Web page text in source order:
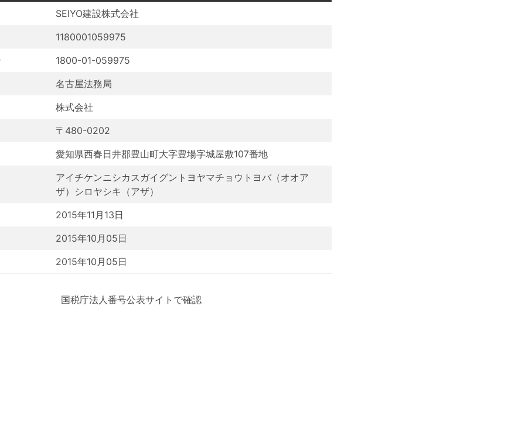
SEIYO建設株式会社
1180001059975
1800-01-059975
名古屋法務局
株式会社
〒480-0202
愛知県西春日井郡豊山町大字豊場字城屋敷107番地
アイチケンニシカスガイグントヨヤマチョウトヨバ（オオア
ザ）シロヤシキ（アザ）
2015年11月13日
2015年10月05日
2015年10月05日
国税庁法人番号公表サイトで確認